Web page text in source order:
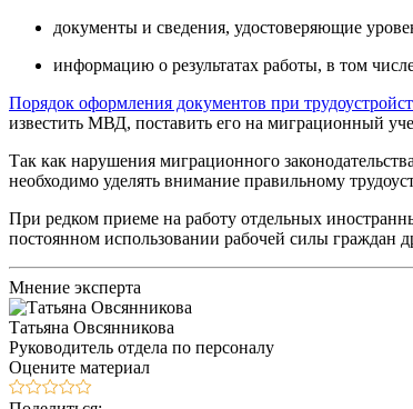
документы и сведения, удостоверяющие
информацию о результатах работы, в том
Порядок оформления документов при
известить МВД, поставить его на миграционный
Так как нарушения миграционного
необходимо уделять внимание правильному
При редком приеме на работу отдельных
постоянном использовании рабочей силы граждан
Мнение эксперта
Татьяна Овсянникова
Руководитель отдела по персоналу
Оцените материал